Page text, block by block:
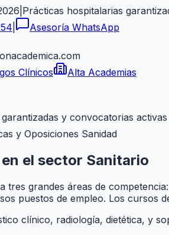
Prácticas hospitalarias
Asesoría WhatsApp
Clínicos
Alta Academias
y convocatorias
y Oposiciones Sanidad
el sector Sanitario
tres grandes áreas de
puestos de empleo. Los cursos
clínico, radiología, dietética, y